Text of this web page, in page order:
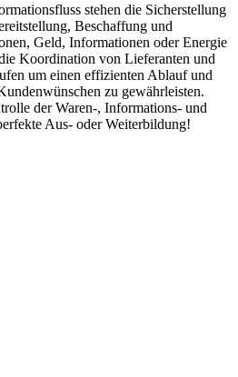
stehen die Sicherstellung
Beschaffung und
Geld, Informationen oder Energie
Koordination von Lieferanten und
um einen effizienten Ablauf und
zu gewährleisten.
der Waren-, Informations- und
Aus- oder Weiterbildung!